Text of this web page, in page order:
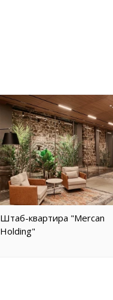
Штаб-квартира "Mercan
Holding"